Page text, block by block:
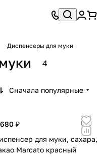
Диспенсеры для муки
4
Сначала популярные
₽
для муки, сахара,
Marcato красный